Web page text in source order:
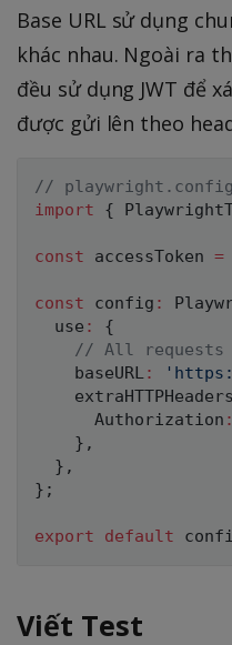
Base URL sử dụng
khác nhau. Ngoài ra
đều sử dụng JWT để
được gửi lên theo
//
import
{
const accessToken =
const config :
  use
:
{
// All requests
    baseURL
:
    extraHTTPHeaders
      Authorization
:
} ,
} ,
} ;
export default
Viết Test